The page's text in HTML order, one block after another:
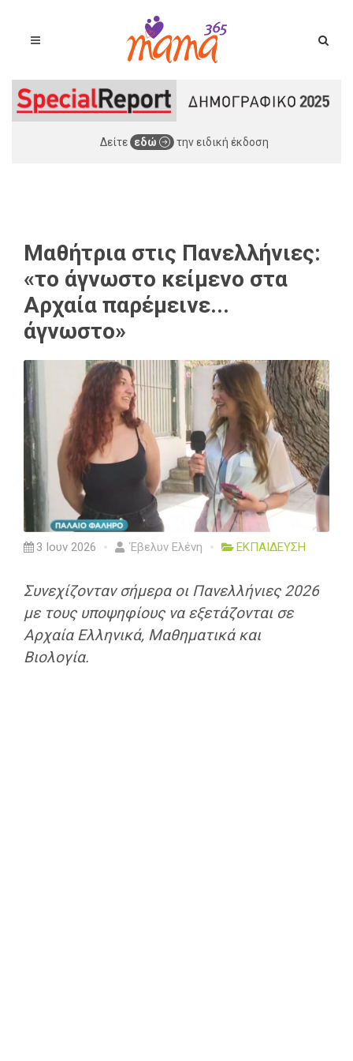
Δείτε εδώ την ειδική έκδοση
Μαθήτρια στις Πανελλήνιες:
«το άγνωστο κείμενο στα
Αρχαία παρέμεινε...
άγνωστο»
3 Ιουν 2026 Έβελυν Ελένη ΕΚΠΑΙΔΕΥΣΗ
Συνεχίζονταν σήμερα οι Πανελλήνιες 2026
με τους υποψηφίους να εξετάζονται σε
Αρχαία Ελληνικά, Μαθηματικά και
Βιολογία.